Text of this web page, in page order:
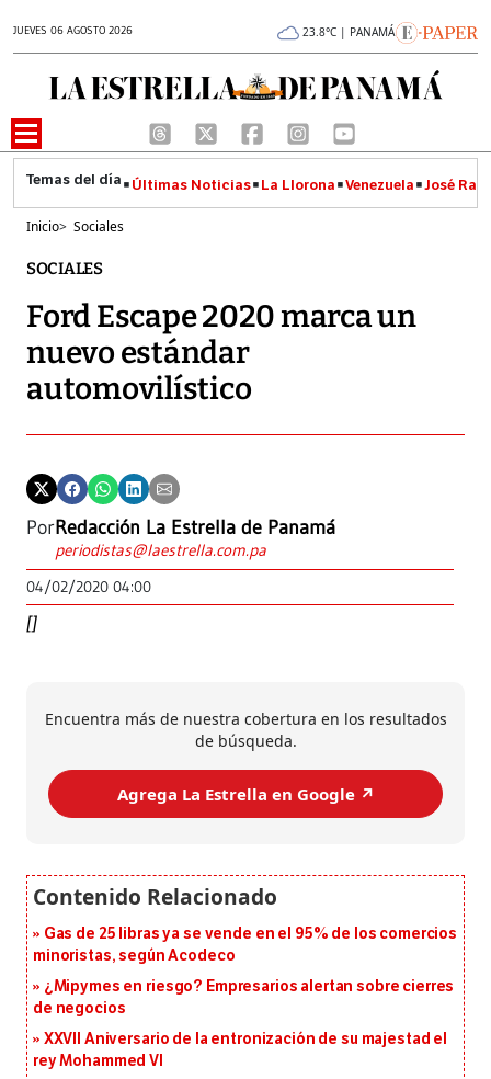
JUEVES 06 AGOSTO 2026 23.8°C | PANAMÁ
Últimas Noticias La Llorona Venezuela José
Inicio> Sociales
SOCIALES
Ford Escape 2020 marca un
nuevo estándar
automovilístico
PorRedacción La Estrella de Panamá
periodistas@laestrella.com.pa
04/02/2020 04:00
[]
Encuentra más de nuestra cobertura en los resultados
de búsqueda.
Agrega La Estrella en Google ↗️
Gas de 25 libras ya se vende en el 95% de los comercios
minoristas, según Acodeco
¿Mipymes en riesgo? Empresarios alertan sobre cierres
de negocios
XXVII Aniversario de la entronización de su majestad el
rey Mohammed VI